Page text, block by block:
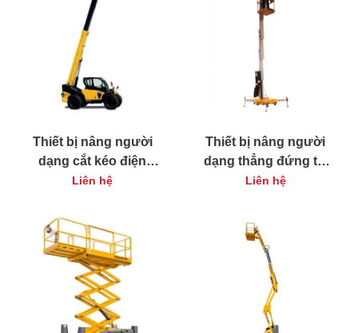
Thiết bị nâng người
dạng cắt kéo điện
Haulotte Optimum 8
Liên hệ
Thiết bị nâng người
dạng thẳng đứng tự
hành Haulotte Star 6
Liên hệ